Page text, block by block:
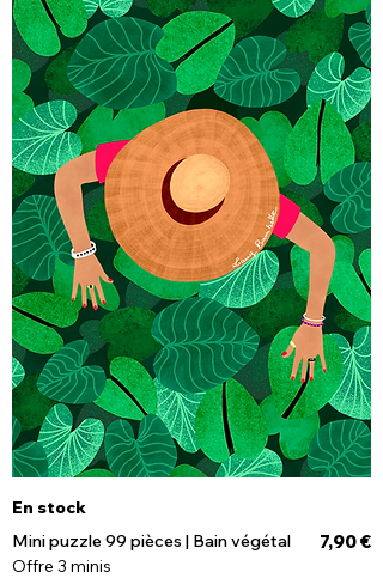
En stock
Mini puzzle 99 pièces | Bain végétal
Prix
7,90 €
Offre 3 minis